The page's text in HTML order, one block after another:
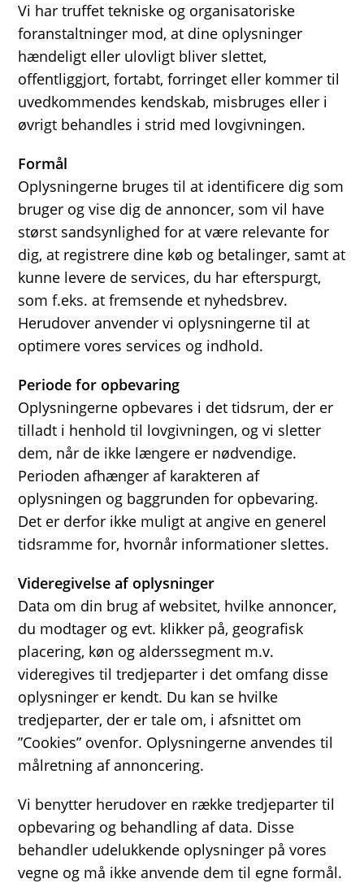
Vi har truffet tekniske og organisatoriske
foranstaltninger mod, at dine oplysninger
hændeligt eller ulovligt bliver slettet,
offentliggjort, fortabt, forringet eller kommer til
uvedkommendes kendskab, misbruges eller i
øvrigt behandles i strid med lovgivningen.
Formål
Oplysningerne bruges til at identificere dig som
bruger og vise dig de annoncer, som vil have
størst sandsynlighed for at være relevante for
dig, at registrere dine køb og betalinger, samt at
kunne levere de services, du har efterspurgt,
som f.eks. at fremsende et nyhedsbrev.
Herudover anvender vi oplysningerne til at
optimere vores services og indhold.
Periode for opbevaring
Oplysningerne opbevares i det tidsrum, der er
tilladt i henhold til lovgivningen, og vi sletter
dem, når de ikke længere er nødvendige.
Perioden afhænger af karakteren af
oplysningen og baggrunden for opbevaring.
Det er derfor ikke muligt at angive en generel
tidsramme for, hvornår informationer slettes.
Videregivelse af oplysninger
Data om din brug af websitet, hvilke annoncer,
du modtager og evt. klikker på, geografisk
placering, køn og alderssegment m.v.
videregives til tredjeparter i det omfang disse
oplysninger er kendt. Du kan se hvilke
tredjeparter, der er tale om, i afsnittet om
”Cookies” ovenfor. Oplysningerne anvendes til
målretning af annoncering.
Vi benytter herudover en række tredjeparter til
opbevaring og behandling af data. Disse
behandler udelukkende oplysninger på vores
vegne og må ikke anvende dem til egne formål.